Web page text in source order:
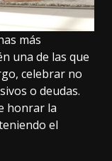
más
una de las que
celebrar no
o deudas.
honrar la
el